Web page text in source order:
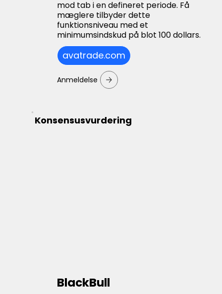
mod tab i en defineret periode. Få
mæglere tilbyder dette
funktionsniveau med et
minimumsindskud på blot 100 dollars.
avatrade.com
Anmeldelse
Konsensusvurdering
BlackBull